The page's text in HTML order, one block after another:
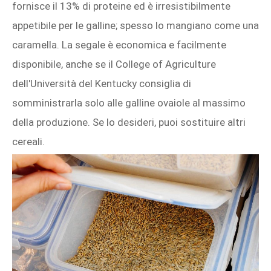
fornisce il 13% di proteine ed è irresistibilmente
appetibile per le galline; spesso lo mangiano come una
caramella. La segale è economica e facilmente
disponibile, anche se il College of Agriculture
dell'Università del Kentucky consiglia di
somministrarla solo alle galline ovaiole al massimo
della produzione. Se lo desideri, puoi sostituire altri
cereali.